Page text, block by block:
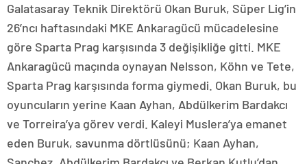
Galatasaray Teknik Direktörü Okan Buruk, Süper Lig’in
26’ncı haftasındaki MKE Ankaragücü mücadelesine
göre Sparta Prag karşısında 3 değişikliğe gitti. MKE
Ankaragücü maçında oynayan Nelsson, Köhn ve Tete,
Sparta Prag karşısında forma giymedi. Okan Buruk, bu
oyuncuların yerine Kaan Ayhan, Abdülkerim Bardakcı
ve Torreira’ya görev verdi. Kaleyi Muslera’ya emanet
eden Buruk, savunma dörtlüsünü; Kaan Ayhan,